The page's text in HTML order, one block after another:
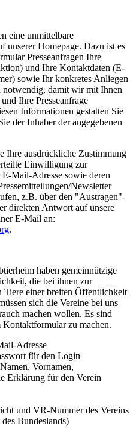
eine unmittelbare
unserer Homepage. Dazu ist es
Presseanfragen Ihre
und Ihre Kontaktdaten (E-
sowie Ihr konkretes Anliegen
notwendig, damit wir mit Ihnen
Ihre Presseanfrage
Informationen gestatten Sie
der Inhaber der angegebenen
Ihre ausdrückliche Zustimmung
Einwilligung zur
Mail-Adresse sowie deren
Newsletter
z.B. über den "Austragen"-
direkten Antwort auf unsere
E-Mail an:
.
haben gemeinnützige
die bei ihnen zur
Tiere einer breiten Öffentlichkeit
sich die Vereine bei uns
machen wollen. Es sind
zu machen.
Adresse
für den Login
Vornamen,
Erklärung für den Verein
und VR-Nummer des Vereins
Bundeslands)